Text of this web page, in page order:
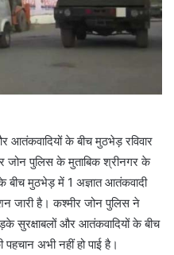
आतंकवादियों के बीच मुठभेड़ रविवार
जोन पुलिस के मुताबिक श्रीनगर के
बीच मुठभेड़ में 1 अज्ञात आतंकवादी
जारी है। कश्मीर जोन पुलिस ने
सुरक्षाबलों और आतंकवादियों के बीच
अभी नहीं हो पाई है।